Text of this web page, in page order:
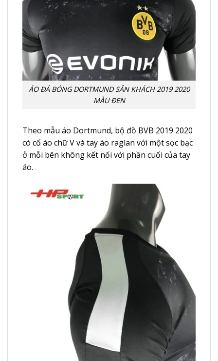
ÁO ĐÁ BÓNG DORTMUND SÂN KHÁCH 2019 2020
MÀU ĐEN
Theo mẫu áo Dortmund, bộ đồ BVB 2019 2020
có cổ áo chữ V và tay áo raglan với một sọc bạc
ở mỗi bên không kết nối với phần cuối của tay
áo.